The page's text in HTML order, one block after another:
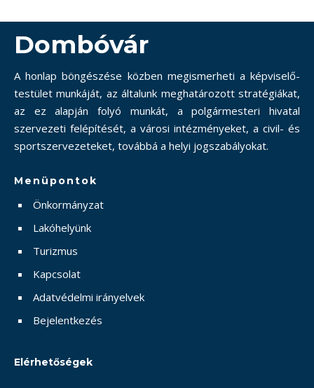
Dombóvár
A honlap böngészése közben megismerheti a képviselő-
testület munkáját, az általunk meghatározott stratégiákat,
az ez alapján folyó munkát, a polgármesteri hivatal
szervezeti felépítését, a városi intézményeket, a civil- és
sportszervezeteket, továbbá a helyi jogszabályokat.
Menüpontok
Önkormányzat
Lakóhelyünk
Turizmus
Kapcsolat
Adatvédelmi irányelvek
Bejelentkezés
Elérhetőségek